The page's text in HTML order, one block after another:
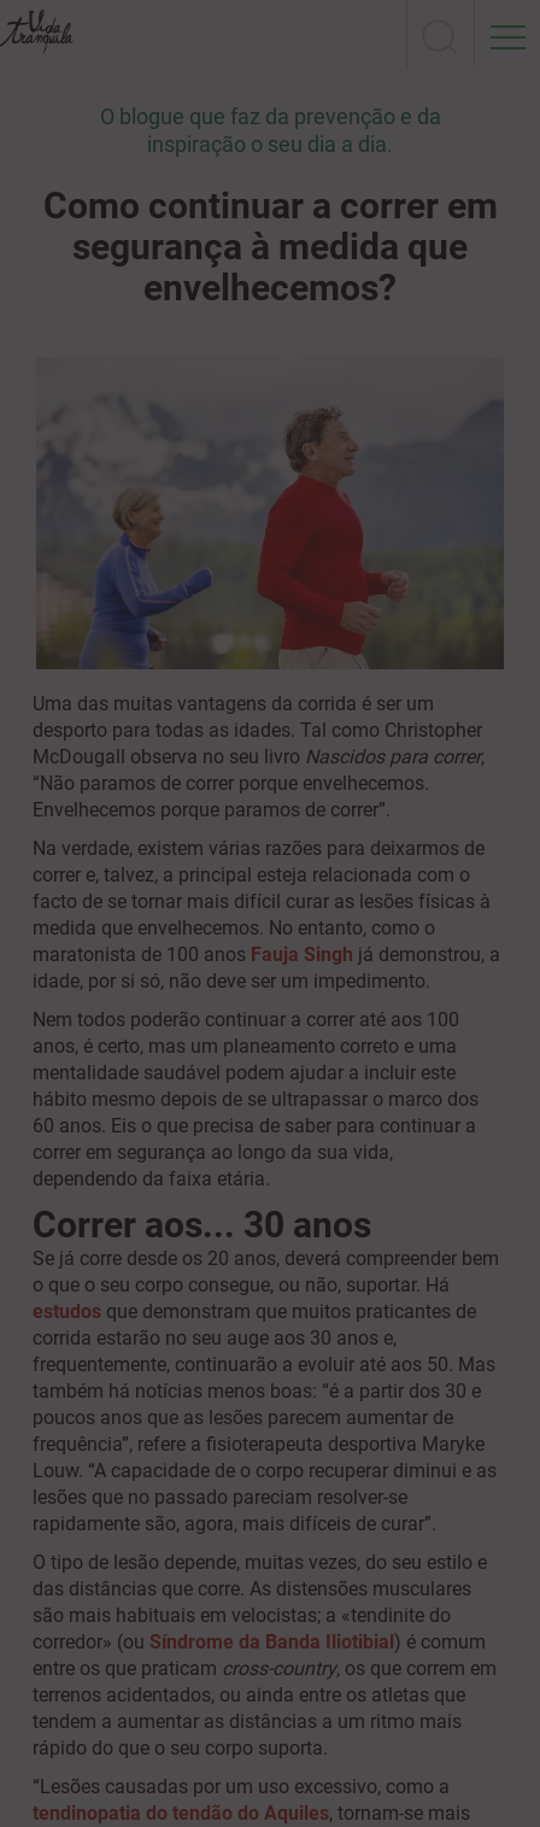
O blogue que faz da prevenção e da
inspiração o seu dia a dia.
Como continuar a correr em
segurança à medida que
envelhecemos?
Uma das muitas vantagens da corrida é ser um
desporto para todas as idades. Tal como Christopher
McDougall observa no seu livro Nascidos para correr,
“Não paramos de correr porque envelhecemos.
Envelhecemos porque paramos de correr”.
Na verdade, existem várias razões para deixarmos de
correr e, talvez, a principal esteja relacionada com o
facto de se tornar mais difícil curar as lesões físicas à
medida que envelhecemos. No entanto, como o
maratonista de 100 anos Fauja Singh já demonstrou, a
idade, por si só, não deve ser um impedimento.
Nem todos poderão continuar a correr até aos 100
anos, é certo, mas um planeamento correto e uma
mentalidade saudável podem ajudar a incluir este
hábito mesmo depois de se ultrapassar o marco dos
60 anos. Eis o que precisa de saber para continuar a
correr em segurança ao longo da sua vida,
dependendo da faixa etária.
Correr aos... 30 anos
Se já corre desde os 20 anos, deverá compreender bem
o que o seu corpo consegue, ou não, suportar. Há
estudos que demonstram que muitos praticantes de
corrida estarão no seu auge aos 30 anos e,
frequentemente, continuarão a evoluir até aos 50. Mas
também há notícias menos boas: “é a partir dos 30 e
poucos anos que as lesões parecem aumentar de
frequência”, refere a fisioterapeuta desportiva Maryke
Louw. “A capacidade de o corpo recuperar diminui e as
lesões que no passado pareciam resolver-se
rapidamente são, agora, mais difíceis de curar”.
O tipo de lesão depende, muitas vezes, do seu estilo e
das distâncias que corre. As distensões musculares
são mais habituais em velocistas; a «tendinite do
corredor» (ou Síndrome da Banda Iliotibial ) é comum
entre os que praticam cross-country, os que correm em
terrenos acidentados, ou ainda entre os atletas que
tendem a aumentar as distâncias a um ritmo mais
rápido do que o seu corpo suporta.
“Lesões causadas por um uso excessivo, como a
tendinopatia do tendão do Aquiles, tornam-se mais